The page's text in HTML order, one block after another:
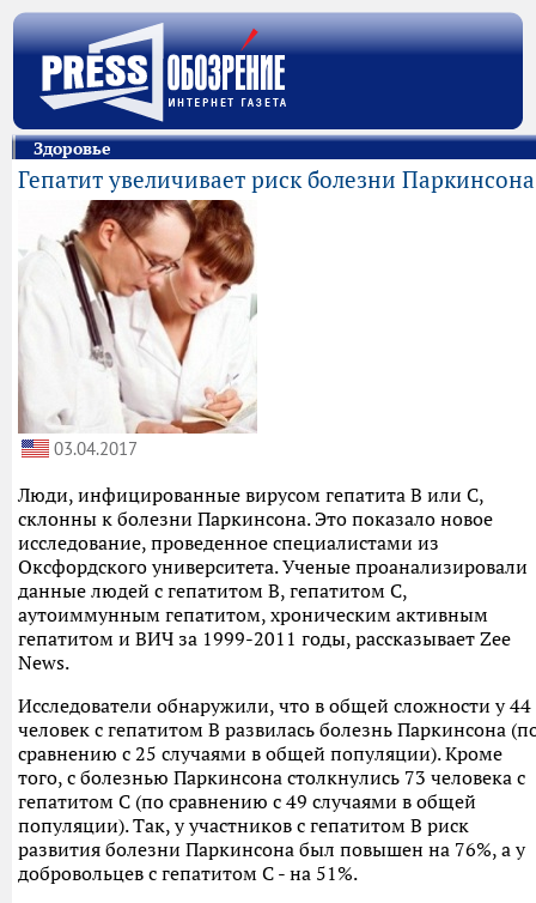
Здоровье
Гепатит увеличивает риск болезни Паркинсона
03.04.2017
Люди, инфицированные вирусом гепатита В или С,
склонны к болезни Паркинсона. Это показало новое
исследование, проведенное специалистами из
Оксфордского университета. Ученые проанализировали
данные людей с гепатитом B, гепатитом С,
аутоиммунным гепатитом, хроническим активным
гепатитом и ВИЧ за 1999-2011 годы, рассказывает Zee
News.
Исследователи обнаружили, что в общей сложности у 44
человек с гепатитом B развилась болезнь Паркинсона
сравнению с 25 случаями в общей популяции). Кроме
того, с болезнью Паркинсона столкнулись 73 человека с
гепатитом C (по сравнению с 49 случаями в общей
популяции). Так, у участников с гепатитом В риск
развития болезни Паркинсона был повышен на 76%, а у
добровольцев с гепатитом C - на 51%.